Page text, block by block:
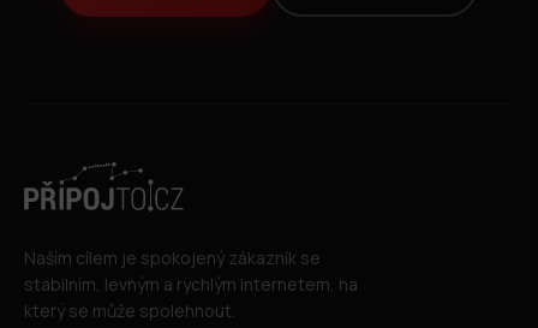
Naším cílem je spokojený zákazník se
stabilním, levným a rychlým internetem, na
který se může spolehnout.